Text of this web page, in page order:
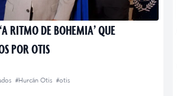
RITMO DE BOHEMIA’ QUE
POR OTIS
#Hurcán Otis #otis